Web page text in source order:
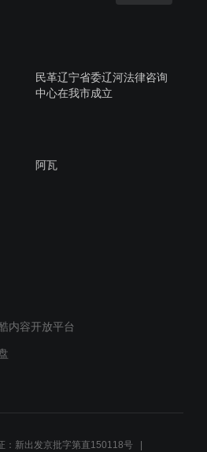
民革辽宁省委辽河法律咨询
中心在我市成立
阿瓦
内容开放平台
：新出发京批字第直150118号